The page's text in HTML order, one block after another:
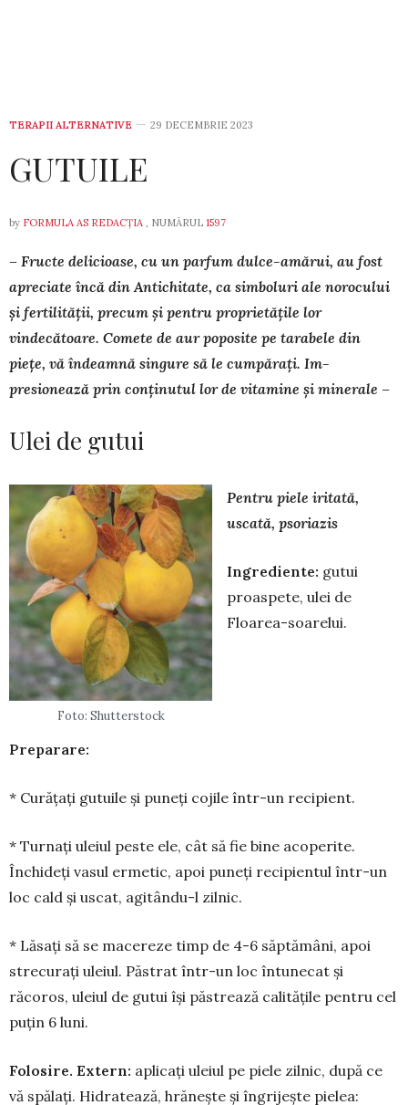
TERAPII ALTERNATIVE 29 DECEMBRIE 2023
GUTUILE
by FORMULA AS REDACȚIA , NUMĂRUL 1597
– Fructe delicioase, cu un parfum dulce-amărui, au fost
apreciate încă din Antichitate, ca simboluri ale noro­cului
și fertilității, precum și pentru proprietățile lor
vindecătoare. Comete de aur poposite pe ta­ra­bele din
piețe, vă îndeamnă singure să le cum­părați. Im­
presionează prin conținutul lor de vitamine și mi­ne­rale –
Ulei de gutui
Foto: Shutterstock
Pentru piele iritată,
uscată, psoriazis
Ingrediente: gutui
proaspete, ulei de
Floarea-soarelui.
Preparare:
* Curățați gutuile și puneți cojile într-un recipient.
* Turnați uleiul peste ele, cât să fie bine acoperite.
Închideți vasul ermetic, apoi puneți recipientul într-un
loc cald și uscat, agitându-l zilnic.
* Lăsați să se macereze timp de 4-6 săptămâni, apoi
strecurați uleiul. Păstrat într-un loc întunecat și
răcoros, uleiul de gutui își păstrează calitățile pentru cel
puțin 6 luni.
Folosire. Extern: aplicați uleiul pe piele zilnic, după ce
vă spălați. Hidratează, hrănește și îngrijește pielea: